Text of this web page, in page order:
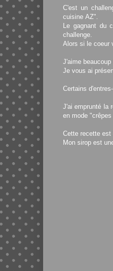
C'est un
cuisine AZ".
Le gagnant du
challenge.
Alors si le coeur
J'aime
Je vous ai
Certains
J'ai emprunté la
en mode "crêpes
Cette recette est
Mon sirop est